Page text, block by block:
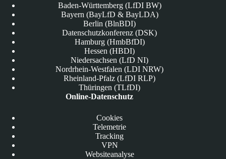
Baden-Württemberg (LfDI BW)
Bayern (BayLfD & BayLDA)
Berlin (BlnBDI)
Datenschutzkonferenz (DSK)
Hamburg (HmbBfDI)
Hessen (HBDI)
Niedersachsen (LfD NI)
Nordrhein-Westfalen (LDI NRW)
Rheinland-Pfalz (LfDI RLP)
Thüringen (TLfDI)
Online-Datenschutz
Cookies
Telemetrie
Tracking
VPN
Websiteanalyse